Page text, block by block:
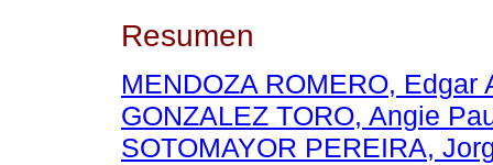
Resumen
MENDOZA ROMERO, Edgar
GONZALEZ TORO, Angie
SOTOMAYOR PEREIRA,